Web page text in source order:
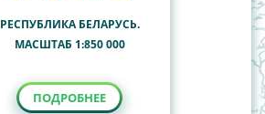
РЕСПУБЛИКА БЕЛАРУСЬ.
МАСШТАБ 1:850 000
ПОДРОБНЕЕ